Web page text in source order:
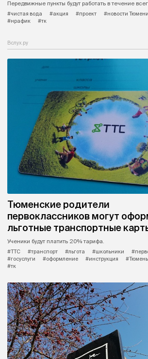
Передвижные пункты будут работать в течение
#чистая вода
#акция #проект #новости Тюмени
#нрафик
#тк
Вслух.ру
Тюменские родители
первоклассников могут
льготные транспортные
Ученики будут платить 20% тарифа.
#ТТС
#транспорт #льгота #школьники
#госуслуги
#оформление #инструкция #Тюмень
#тк